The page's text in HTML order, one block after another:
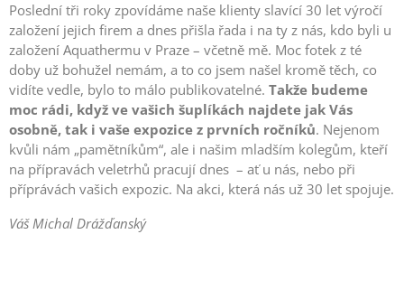
Poslední tři roky zpovídáme naše klienty slavící 30 let výročí
založení jejich firem a dnes přišla řada i na ty z nás, kdo byli u
založení Aquathermu v Praze – včetně mě. Moc fotek z té
doby už bohužel nemám, a to co jsem našel kromě těch, co
vidíte vedle, bylo to málo publikovatelné. Takže budeme
moc rádi, když ve vašich šuplíkách najdete jak Vás
osobně, tak i vaše expozice z prvních ročníků. Nejenom
kvůli nám „pamětníkům“, ale i našim mladším kolegům, kteří
na přípravách veletrhů pracují dnes – ať u nás, nebo při
příprávách vašich expozic. Na akci, která nás už 30 let spojuje.
Váš Michal Drážďanský